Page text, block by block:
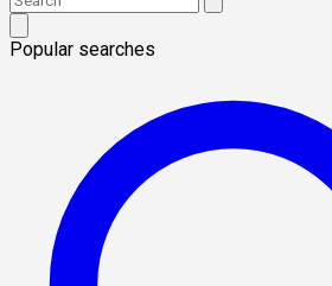
Popular searches